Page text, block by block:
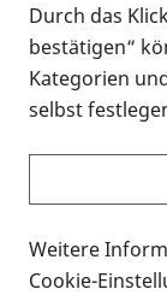
Vorlesen
Alle
Formaten
Sie möchten
suchen und
können?
Thema
für blinde und
Durch das
bestätigen“
Kategorien
selbst
Weitere
Cookie-